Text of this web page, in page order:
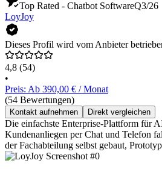
Top Rated - Chatbot SoftwareQ3/26
LoyJoy
Dieses Profil wird vom Anbieter
4,8 (54)
•
Preis: Ab 390,00 € / Monat
(54 Bewertungen)
Kontakt aufnehmen Direkt vergleichen
Die einfachste Enterprise-Plattform für
Kundenanliegen per Chat und Telefon
der Fachabteilung selbst gebaut,